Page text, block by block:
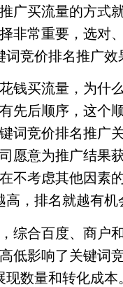
广买流量的方式
非常重要，选对
词竞价排名推广效
钱买流量，为什
先后顺序，这个
词竞价排名推广
愿意为推广结果
不考虑其他因素
高，排名就越有机
综合百度、商户
低影响了关键词
现数量和转化成本